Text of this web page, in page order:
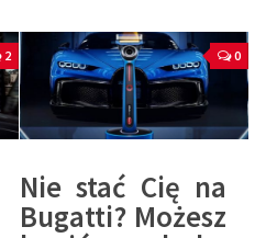
2 0
Nie stać Cię na
Bugatti? Możesz